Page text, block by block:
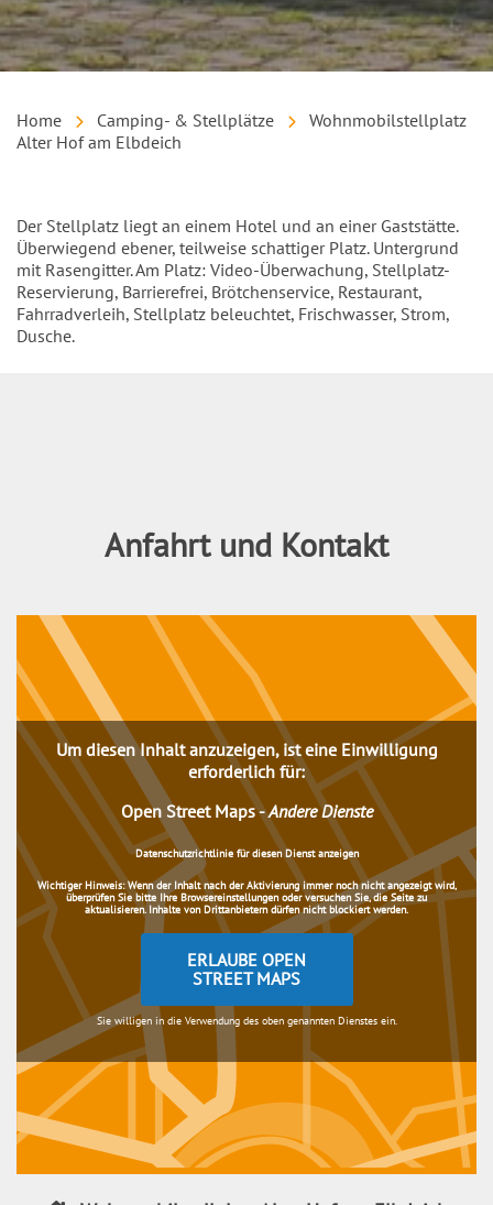
Home Camping- & Stellplätze
Wohnmobilstellplatz
Alter Hof am Elbdeich
Einleitung
Der Stellplatz liegt an einem Hotel und an einer Gaststätte.
Überwiegend ebener, teilweise schattiger Platz. Untergrund
mit Rasengitter. Am Platz: Video-Überwachung, Stellplatz-
Reservierung, Barrierefrei, Brötchenservice, Restaurant,
Fahrradverleih, Stellplatz beleuchtet, Frischwasser, Strom,
Dusche.
Anfahrt und Kontakt
Um diesen Inhalt anzuzeigen, ist eine Einwilligung
erforderlich für:
Open Street Maps-Andere Dienste
Datenschutzrichtlinie für diesen Dienst anzeigen
Wichtiger Hinweis:Wenn der Inhalt nach der Aktivierung immer noch nicht angezeigt wird,
überprüfen Sie bitte Ihre Browsereinstellungen oder versuchen Sie, die Seite zu
aktualisieren. Inhalte von Drittanbietern dürfen nicht blockiert werden.
ERLAUBE OPEN
STREET MAPS
Sie willigen in die Verwendung des oben genannten Dienstes ein.